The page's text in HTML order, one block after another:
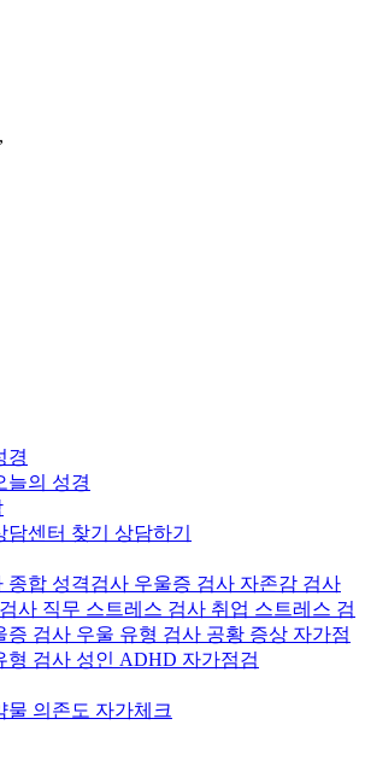
경
늘의 성경
담센터 찾기 상담하기
종합 성격검사 우울증 검사 자존감 검사
사 직무 스트레스 검사 취업 스트레스 검
증 검사 우울 유형 검사 공황 증상 자가점
형 검사 성인 ADHD 자가점검
물 의존도 자가체크